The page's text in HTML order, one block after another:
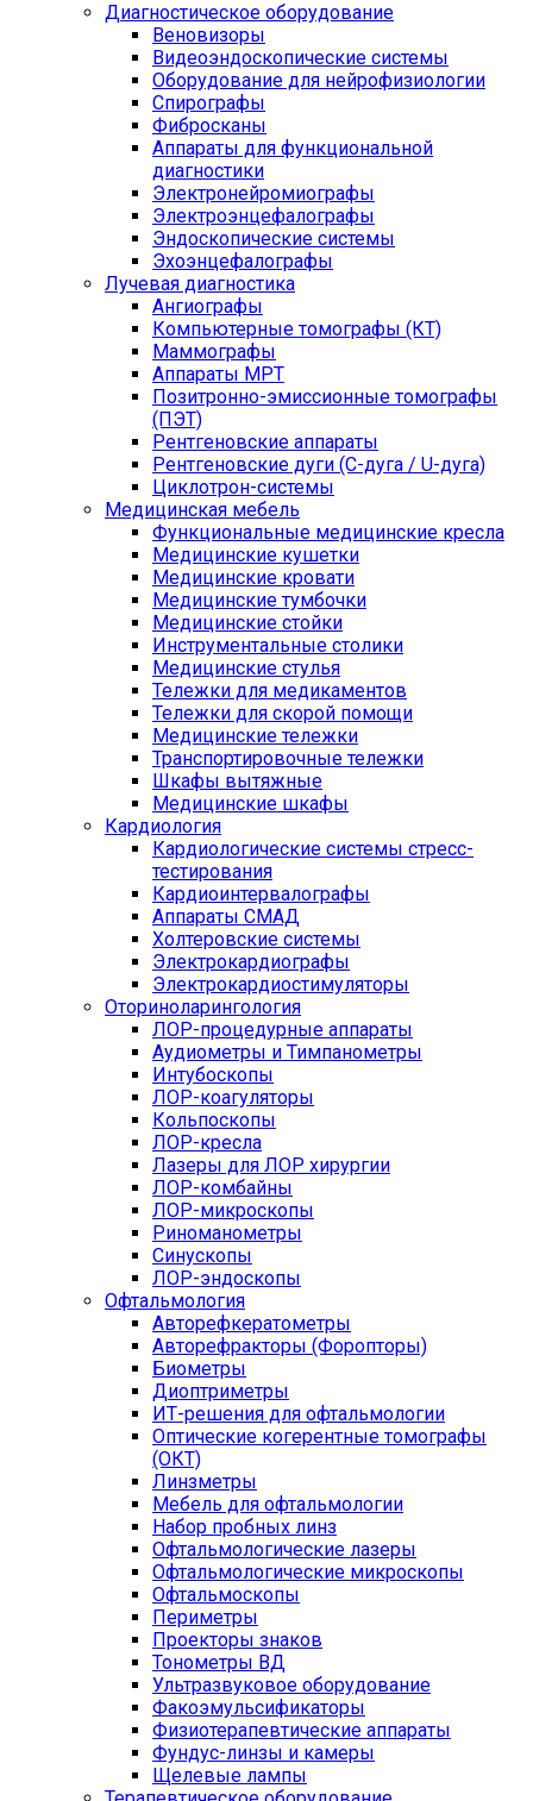
Диагностическое оборудование
Веновизоры
Видеоэндоскопические системы
Оборудование для нейрофизиологии
Спирографы
Фибросканы
Аппараты для функциональной
диагностики
Электронейромиографы
Электроэнцефалографы
Эндоскопические системы
Эхоэнцефалографы
Лучевая диагностика
Ангиографы
Компьютерные томографы (КТ)
Маммографы
Аппараты МРТ
Позитронно-эмиссионные томографы
(ПЭТ)
Рентгеновские аппараты
Рентгеновские дуги (С-дуга / U-дуга)
Циклотрон-системы
Медицинская мебель
Функциональные медицинские кресла
Медицинские кушетки
Медицинские кровати
Медицинские тумбочки
Медицинские стойки
Инструментальные столики
Медицинские стулья
Тележки для медикаментов
Тележки для скорой помощи
Медицинские тележки
Транспортировочные тележки
Шкафы вытяжные
Медицинские шкафы
Кардиология
Кардиологические системы стресс-
тестирования
Кардиоинтервалографы
Аппараты СМАД
Холтеровские системы
Электрокардиографы
Электрокардиостимуляторы
Оториноларингология
ЛОР-процедурные аппараты
Аудиометры и Тимпанометры
Интубоскопы
ЛОР-коагуляторы
Кольпоскопы
ЛОР-кресла
Лазеры для ЛОР хирургии
ЛОР-комбайны
ЛОР-микроскопы
Риноманометры
Синускопы
ЛОР-эндоскопы
Офтальмология
Авторефкератометры
Авторефракторы (Форопторы)
Биометры
Диоптриметры
ИТ-решения для офтальмологии
Оптические когерентные томографы
(ОКТ)
Линзметры
Мебель для офтальмологии
Набор пробных линз
Офтальмологические лазеры
Офтальмологические микроскопы
Офтальмоскопы
Периметры
Проекторы знаков
Тонометры ВД
Ультразвуковое оборудование
Факоэмульсификаторы
Физиотерапевтические аппараты
Фундус-линзы и камеры
Щелевые лампы